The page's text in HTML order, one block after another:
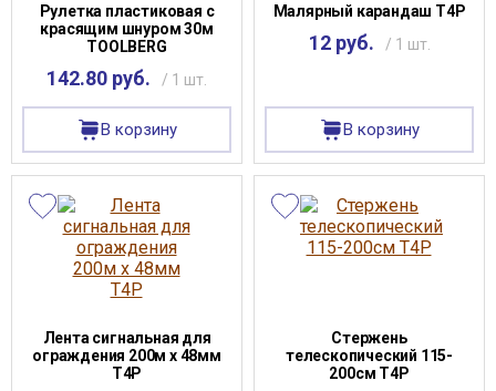
Рулетка пластиковая с
красящим шнуром 30м
TOOLBERG
142.80 руб. / 1 шт.
В корзину
Малярный карандаш Т4Р
12 руб. / 1 шт.
В корзину
Лента сигнальная для
ограждения 200м х 48мм
Т4Р
Стержень
телескопический 115-
200см T4P